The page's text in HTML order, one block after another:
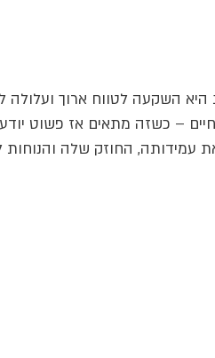
השקעה לטווח ארוך ועלולה
– כשזה מתאים אז פשוט
עמידותה, החוזק שלה והנוחות